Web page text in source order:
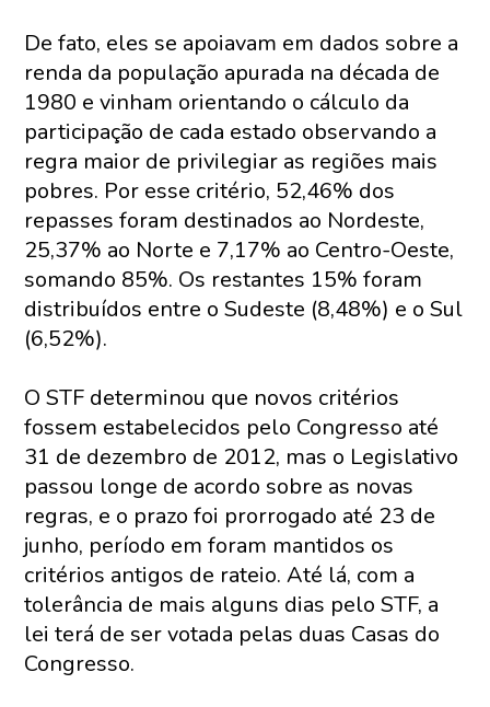
De fato, eles se apoiavam em dados sobre a
renda da população apurada na década de
1980 e vinham orientando o cálculo da
participação de cada estado observando a
regra maior de privilegiar as regiões mais
pobres. Por esse critério, 52,46% dos
repasses foram destinados ao Nordeste,
25,37% ao Norte e 7,17% ao Centro-Oeste,
somando 85%. Os restantes 15% foram
distribuídos entre o Sudeste (8,48%) e o Sul
(6,52%).
O STF determinou que novos critérios
fossem estabelecidos pelo Congresso até
31 de dezembro de 2012, mas o Legislativo
passou longe de acordo sobre as novas
regras, e o prazo foi prorrogado até 23 de
junho, período em foram mantidos os
critérios antigos de rateio. Até lá, com a
tolerância de mais alguns dias pelo STF, a
lei terá de ser votada pelas duas Casas do
Congresso.